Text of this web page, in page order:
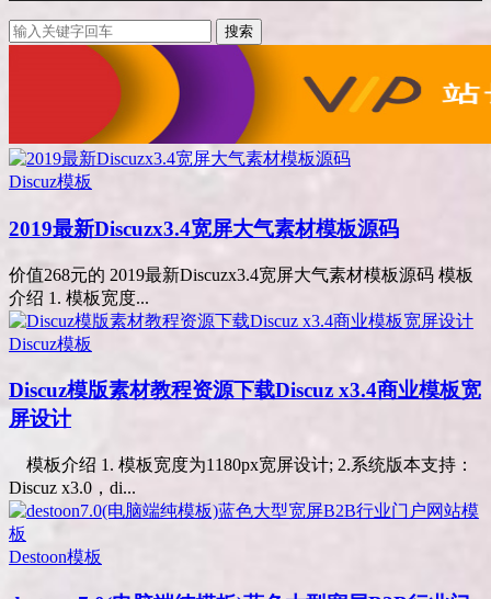
搜索
Discuz模板
2019最新Discuzx3.4宽屏大气素材模板源码
价值268元的 2019最新Discuzx3.4宽屏大气素材模板源码 模板
介绍 1. 模板宽度...
Discuz模板
Discuz模版素材教程资源下载Discuz x3.4商业模板宽
屏设计
模板介绍 1. 模板宽度为1180px宽屏设计; 2.系统版本支持：
Discuz x3.0，di...
Destoon模板